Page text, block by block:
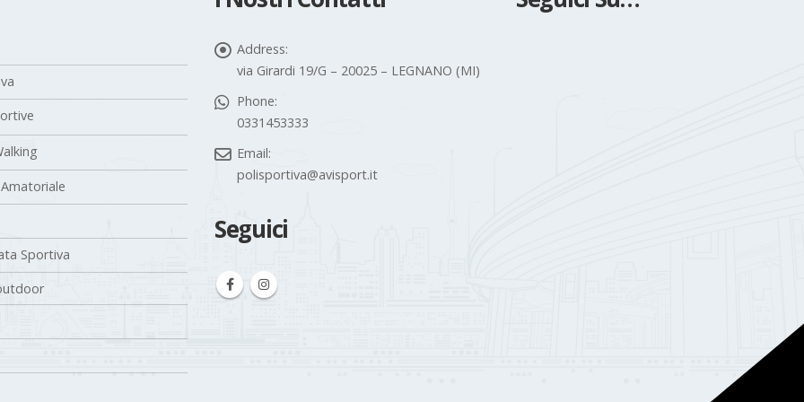
Sportiva
Address:
via Girardi 19/G – 20025 – LEGNANO (MI)
Phone:
0331453333
Email:
polisportiva@avisport.it
Seguici